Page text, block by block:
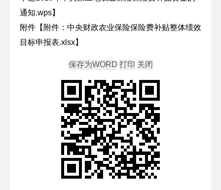
通知.wps】
附件【 附件：中央财政农业保险保险费补贴整体绩效
目标申报表.xlsx】